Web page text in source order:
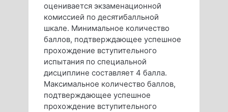
оценивается экзаменационной
комиссией по десятибалльной
шкале. Минимальное количество
баллов, подтверждающее успешное
прохождение вступительного
испытания по специальной
дисциплине составляет 4 балла.
Максимальное количество баллов,
подтверждающее успешное
прохождение вступительного